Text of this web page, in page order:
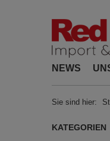
NEWS
Sie sind hier:
KATEGORIEN